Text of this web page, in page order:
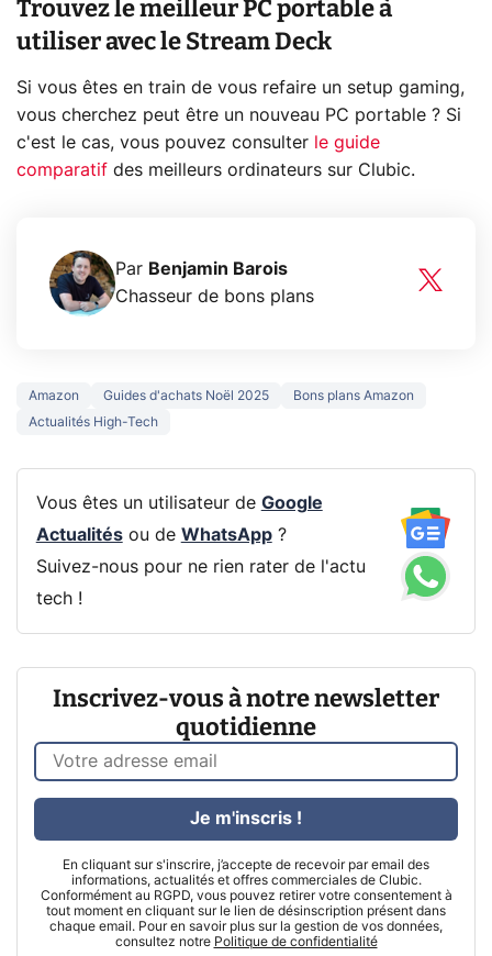
Trouvez le meilleur PC portable à
utiliser avec le Stream Deck
Si vous êtes en train de vous refaire un setup gaming,
vous cherchez peut être un nouveau PC portable ? Si
c'est le cas, vous pouvez consulter le guide
comparatif des meilleurs ordinateurs sur Clubic.
Par Benjamin Barois
Chasseur de bons plans
Amazon Guides d'achats Noël 2025
Bons plans Amazon
Actualités High-Tech
Vous êtes un utilisateur de Google
Actualitésou de WhatsApp?
Suivez-nous pour ne rien rater de l'actu
tech !
Inscrivez-vous à notre newsletter
quotidienne
En cliquant sur s'inscrire, j’accepte de recevoir par email des
informations, actualités et offres commerciales de Clubic.
Conformément au RGPD, vous pouvez retirer votre consentement à
tout moment en cliquant sur le lien de désinscription présent dans
chaque email. Pour en savoir plus sur la gestion de vos données,
consultez notre Politique de confidentialité
Je m'inscris !